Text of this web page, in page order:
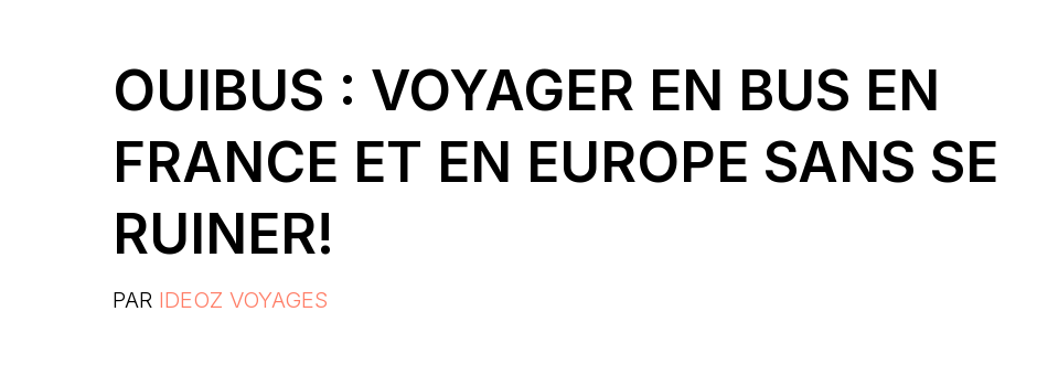
OUIBUS : VOYAGER EN BUS EN
FRANCE ET EN EUROPE SANS SE
RUINER!
PAR IDEOZ VOYAGES